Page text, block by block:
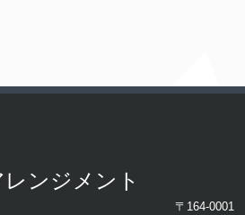
ンジメント
〒164-0001